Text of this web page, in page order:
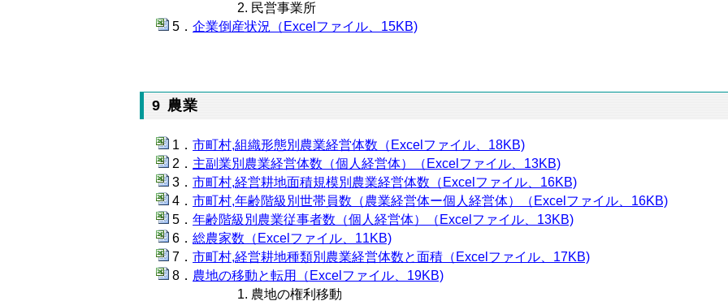
民営事業所
企業倒産状況（Excelファイル、15KB)
9 農業
市町村,組織形態別農業経営体数（Excelファイル、18KB)
主副業別農業経営体数（個人経営体）（Excelファイル、13KB)
市町村,経営耕地面積規模別農業経営体数（Excelファイル、16KB)
市町村,年齢階級別世帯員数（農業経営体ー個人経営体）（Excelファイル、16KB)
年齢階級別農業従事者数（個人経営体）（Excelファイル、13KB)
総農家数（Excelファイル、11KB)
市町村,経営耕地種類別農業経営体数と面積（Excelファイル、17KB)
農地の移動と転用（Excelファイル、19KB)
農地の権利移動